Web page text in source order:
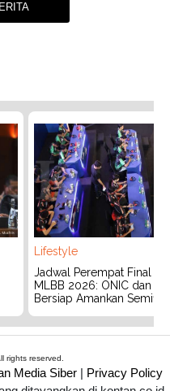
Lifestyle
Jadwal Perempat Final
MLBB 2026: ONIC dan
Bersiap Amankan
rights reserved.
Media Siber | Privacy Policy